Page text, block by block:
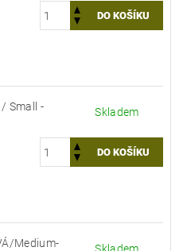
Small -
Skladem
Medium-